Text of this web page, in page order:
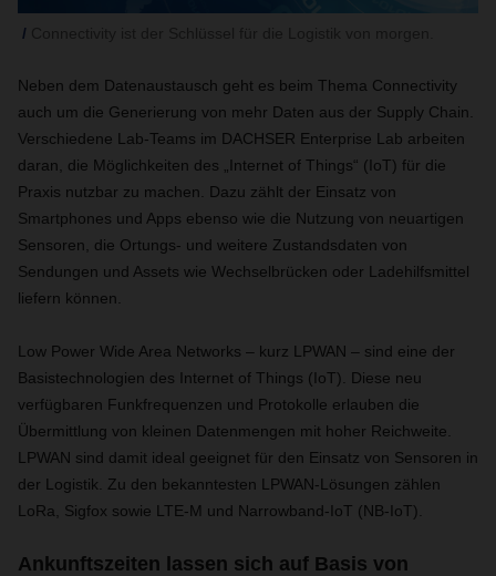
Neben dem Datenaustausch geht es beim Thema Connectivity
auch um die Generierung von mehr Daten aus der Supply Chain.
Verschiedene Lab-Teams im DACHSER Enterprise Lab arbeiten
daran, die Möglichkeiten des „Internet of Things“ (IoT) für die
Praxis nutzbar zu machen. Dazu zählt der Einsatz von
Smartphones und Apps ebenso wie die Nutzung von neuartigen
Sensoren, die Ortungs- und weitere Zustandsdaten von
Sendungen und Assets wie Wechselbrücken oder Ladehilfsmittel
liefern können.
Low Power Wide Area Networks – kurz LPWAN – sind eine der
Basistechnologien des Internet of Things (IoT). Diese neu
verfügbaren Funkfrequenzen und Protokolle erlauben die
Übermittlung von kleinen Datenmengen mit hoher Reichweite.
LPWAN sind damit ideal geeignet für den Einsatz von Sensoren in
der Logistik. Zu den bekanntesten LPWAN-Lösungen zählen
LoRa, Sigfox sowie LTE-M und Narrowband-IoT (NB-IoT).
Ankunftszeiten lassen sich auf Basis von